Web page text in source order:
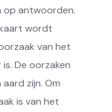
op antwoorden.
wordt
van het
is. De oorzaken
zijn. Om
is van het